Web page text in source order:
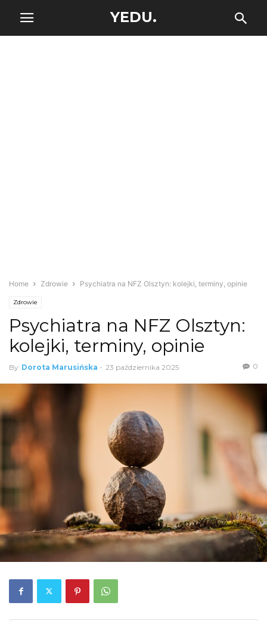
YEDU.
Home Zdrowie Psychiatra na NFZ Olsztyn: kolejki, terminy, opinie
Zdrowie
Psychiatra na NFZ Olsztyn:
kolejki, terminy, opinie
By Dorota Marusińska - 23 października 2025 0